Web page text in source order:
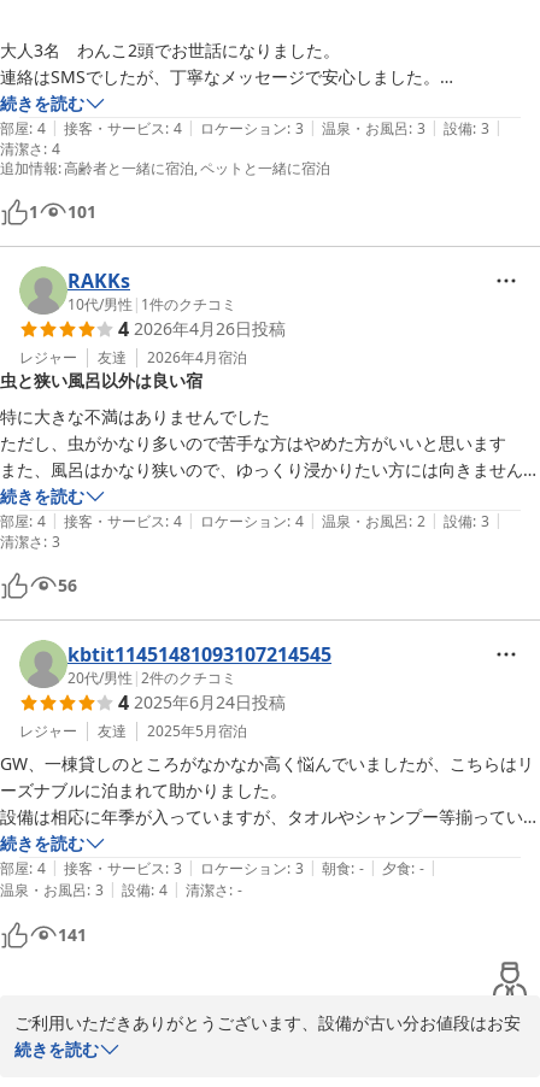
大人3名　わんこ2頭でお世話になりました。
連絡はSMSでしたが、丁寧なメッセージで安心しました。
2階のお部屋は全面フローリングなので寒いかなっと心配しましたが、
全く問題ありませんでした。
1階のお風呂とトイレは気温差が少しありましたが、気兼ねせずゆっく
りできたので、こちら方面に来る時にはまたお世話になりたいと思いま
す。
続きを読む
部屋: 4 | 接客・サービス: 4 | ロケーション: 3 | 温泉・お風呂: 3 | 設備: 3 |
清潔さ: 4
追加情報:高齢者と一緒に宿泊 ペットと一緒に宿泊
1 101
RAKKs
10代/男性 | 1件のクチコミ
4 2026年4月26日投稿
レジャー 友達 2026年4月宿泊
虫と狭い風呂以外は良い宿
特に大きな不満はありませんでした
ただし、虫がかなり多いので苦手な方はやめた方がいいと思います
また、風呂はかなり狭いので、ゆっくり浸かりたい方には向きません
それ以外はそれなりに良い宿でした
続きを読む
部屋: 4 | 接客・サービス: 4 | ロケーション: 4 | 温泉・お風呂: 2 | 設備: 3 |
清潔さ: 3
56
kbtit11451481093107214545
20代/男性 |2件のクチコミ
4 2025年6月24日投稿
レジャー 友達 2025年5月宿泊
GW、一棟貸しのところがなかなか高く悩んでいましたが、こちらはリ
ーズナブルに泊まれて助かりました。
設備は相応に年季が入っていますが、タオルやシャンプー等揃っていま
したし、調理器具・調味料も必要最低限のものが揃っておりよかったで
す。
オーナーとの連絡はSMSで行い、融通を聴かせていただき助かりまし
た。
翌日お礼のご連絡までいただけたので、丁寧さを感じました。
続きを読む
部屋: 4 | 接客・サービス: 3 | ロケーション: 3 | 朝食: - | 夕食: - |
温泉・お風呂: 3 | 設備: 4 | 清潔さ: -
141
ご利用いただきありがとうございます、設備が古い分お値段はお安
くご提供させて頂いております、又何かございましたらご利用お待
続きを読む